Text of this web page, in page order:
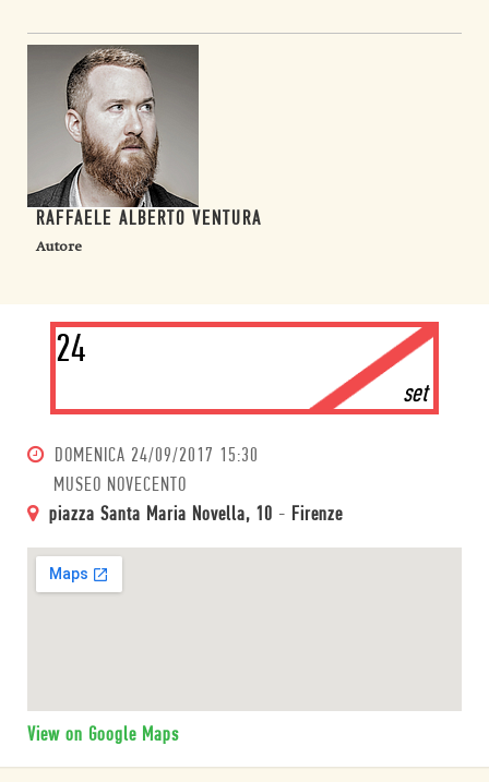
RAFFAELE ALBERTO VENTURA
Autore
24
set
DOMENICA 24/09/2017 15:30
MUSEO NOVECENTO
piazza Santa Maria Novella, 10 - Firenze
View on Google Maps